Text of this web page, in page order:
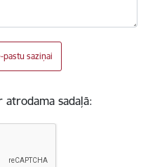
pastu saziņai
sadaļā: